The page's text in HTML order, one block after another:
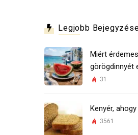
Legjobb
Miért érdemes
görögdinnyét
31
Kenyér,
3561